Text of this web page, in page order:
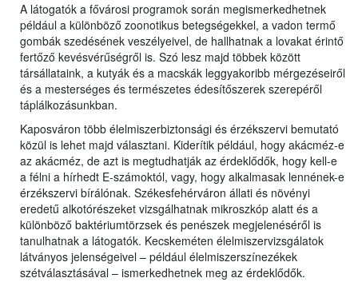
A látogatók a fővárosi programok során megismerkedhetnek
például a különböző zoonotikus betegségekkel, a vadon termő
gombák szedésének veszélyeivel, de hallhatnak a lovakat érintő
fertőző kevésvérűségről is. Szó lesz majd többek között
társállataink, a kutyák és a macskák leggyakoribb mérgezéseiről
és a mesterséges és természetes édesítőszerek szerepéről
táplálkozásunkban.
Kaposváron több élelmiszerbiztonsági és érzékszervi bemutató
közül is lehet majd választani. Kiderítik például, hogy akácméz-e
az akácméz, de azt is megtudhatják az érdeklődők, hogy kell-e
a félni a hírhedt E-számoktól, vagy, hogy alkalmasak lennének-e
érzékszervi bírálónak. Székesfehérváron állati és növényi
eredetű alkotórészeket vizsgálhatnak mikroszkóp alatt és a
különböző baktériumtörzsek és penészek megjelenéséről is
tanulhatnak a látogatók. Kecskeméten élelmiszervizsgálatok
látványos jelenségeivel – például élelmiszerszínezékek
szétválasztásával – ismerkedhetnek meg az érdeklődők.